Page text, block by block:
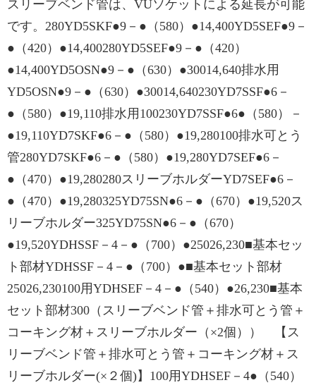
スリーブベンド管は、VUソケットによる延長が可能
です。280YD5SKF●9－●（580）●14,400YD5SEF●9－
●（420）●14,400280YD5SEF●9－●（420）
●14,400YD5OSN●9－●（630）●30014,640排水用
YD5OSN●9－●（630）●30014,640230YD7SSF●6－
●（580）●19,110排水用100230YD7SSF●6●（580）－
●19,110YD7SKF●6－●（580）●19,280100排水可とう
管280YD7SKF●6－●（580）●19,280YD7SEF●6－
●（470）●19,280280スリーブホルダーYD7SEF●6－
●（470）●19,280325YD75SN●6－●（670）●19,520ス
リーブホルダー325YD75SN●6－●（670）
●19,520YDHSSF－4－●（700）●25026,230■基本セッ
ト部材YDHSSF－4－●（700）●■基本セット部材
25026,230100用YDHSEF－4－●（540）●26,230■基本
セット部材300（スリーブベンド管＋排水可とう管＋
コーキング材＋スリーブホルダー（×2個）） 【ス
リーブベンド管＋排⽔可とう管＋コーキング材＋ス
リーブホルダー(×２個)】100用YDHSEF－4●（540）